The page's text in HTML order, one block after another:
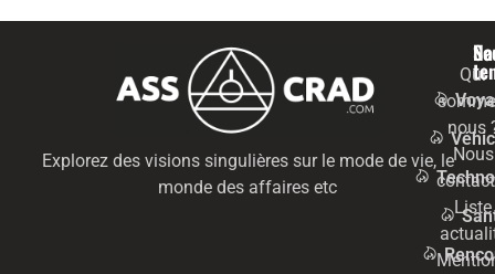
Explorez des visions singulières sur le mode de vie, le
monde des affaires etc
Qui
nous
Nous
Liste